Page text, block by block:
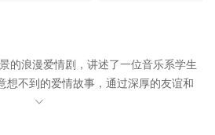
浪漫爱情剧，讲述了一位音乐系学生
想不到的爱情故事，通过深厚的友谊和
成人世界的复杂性。